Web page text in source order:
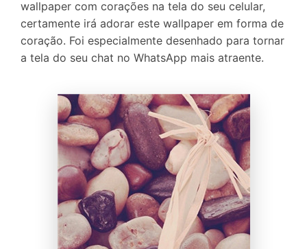
wallpaper com corações na tela do seu celular,
certamente irá adorar este wallpaper em forma de
coração. Foi especialmente desenhado para tornar
a tela do seu chat no WhatsApp mais atraente.